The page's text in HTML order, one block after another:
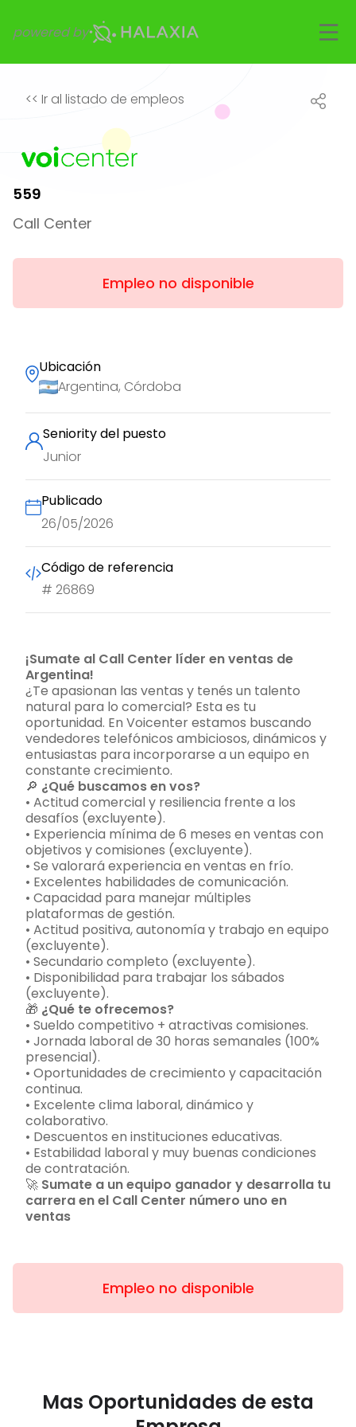
powered by
<< Ir al listado de empleos
¡Sumate al Call Center líder en ventas de
Argentina!
¿Te apasionan las ventas y tenés un talento
natural para lo comercial? Esta es tu
oportunidad. En Voicenter estamos buscando
vendedores telefónicos ambiciosos, dinámicos y
entusiastas para incorporarse a un equipo en
constante crecimiento.
🔎 ¿Qué buscamos en vos?
• Actitud comercial y resiliencia frente a los
desafíos (excluyente).
• Experiencia mínima de 6 meses en ventas con
objetivos y comisiones (excluyente).
• Se valorará experiencia en ventas en frío.
• Excelentes habilidades de comunicación.
• Capacidad para manejar múltiples
plataformas de gestión.
• Actitud positiva, autonomía y trabajo en equipo
(excluyente).
• Secundario completo (excluyente).
• Disponibilidad para trabajar los sábados
(excluyente).
🎁 ¿Qué te ofrecemos?
• Sueldo competitivo + atractivas comisiones.
• Jornada laboral de 30 horas semanales (100%
presencial).
• Oportunidades de crecimiento y capacitación
continua.
• Excelente clima laboral, dinámico y
colaborativo.
• Descuentos en instituciones educativas.
• Estabilidad laboral y muy buenas condiciones
de contratación.
🚀 Sumate a un equipo ganador y desarrolla tu
carrera en el Call Center número uno en
ventas
559
Call Center
Empleo no disponible
Ubicación
Argentina, Córdoba
Seniority del puesto
Junior
Publicado
26/05/2026
Código de referencia
# 26869
Empleo no disponible
Mas Oportunidades de esta